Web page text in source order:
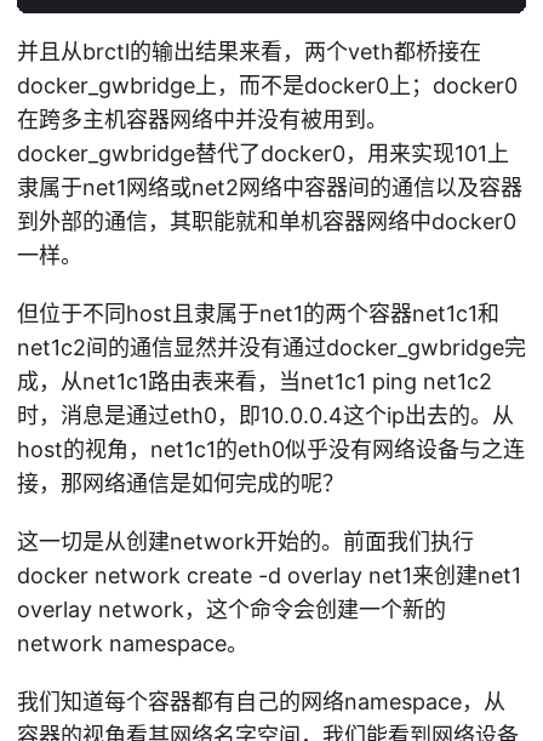
并且从brctl的输出结果来看，两个veth都桥接在
docker_gwbridge上，而不是docker0上；docker0
在跨多主机容器网络中并没有被用到。
docker_gwbridge替代了docker0，用来实现101上
隶属于net1网络或net2网络中容器间的通信以及容器
到外部的通信，其职能就和单机容器网络中docker0
一样。
但位于不同host且隶属于net1的两个容器net1c1和
net1c2间的通信显然并没有通过docker_gwbridge完
成，从net1c1路由表来看，当net1c1 ping net1c2
时，消息是通过eth0，即10.0.0.4这个ip出去的。从
host的视角，net1c1的eth0似乎没有网络设备与之连
接，那网络通信是如何完成的呢？
这一切是从创建network开始的。前面我们执行
docker network create -d overlay net1来创建net1
overlay network，这个命令会创建一个新的
network namespace。
我们知道每个容器都有自己的网络namespace，从
容器的视角看其网络名字空间，我们能看到网络设备